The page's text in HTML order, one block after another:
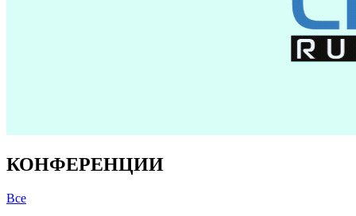
КОНФЕРЕНЦИИ
Все